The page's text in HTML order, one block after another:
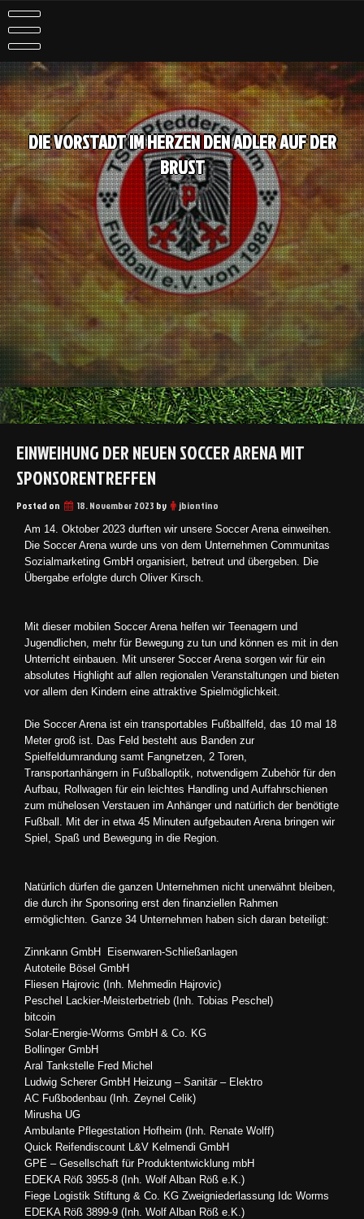
DIE VORSTADT IM HERZEN DEN ADLER AUF DER
BRUST
EINWEIHUNG DER NEUEN SOCCER ARENA MIT
SPONSORENTREFFEN
Posted on 18. November 2023 by jbiontino
Am 14. Oktober 2023 durften wir unsere Soccer Arena einweihen.
Die Soccer Arena wurde uns von dem Unternehmen Communitas
Sozialmarketing GmbH organisiert, betreut und übergeben. Die
Übergabe erfolgte durch Oliver Kirsch.
Mit dieser mobilen Soccer Arena helfen wir Teenagern und
Jugendlichen, mehr für Bewegung zu tun und können es mit in den
Unterricht einbauen. Mit unserer Soccer Arena sorgen wir für ein
absolutes Highlight auf allen regionalen Veranstaltungen und bieten
vor allem den Kindern eine attraktive Spielmöglichkeit.
Die Soccer Arena ist ein transportables Fußballfeld, das 10 mal 18
Meter groß ist. Das Feld besteht aus Banden zur
Spielfeldumrandung samt Fangnetzen, 2 Toren,
Transportanhängern in Fußballoptik, notwendigem Zubehör für den
Aufbau, Rollwagen für ein leichtes Handling und Auffahrschienen
zum mühelosen Verstauen im Anhänger und natürlich der benötigte
Fußball. Mit der in etwa 45 Minuten aufgebauten Arena bringen wir
Spiel, Spaß und Bewegung in die Region.
Natürlich dürfen die ganzen Unternehmen nicht unerwähnt bleiben,
die durch ihr Sponsoring erst den finanziellen Rahmen
ermöglichten. Ganze 34 Unternehmen haben sich daran beteiligt:
Zinnkann GmbH Eisenwaren-Schließanlagen
Autoteile Bösel GmbH
Fliesen Hajrovic (Inh. Mehmedin Hajrovic)
Peschel Lackier-Meisterbetrieb (Inh. Tobias Peschel)
bitcoin
Solar-Energie-Worms GmbH & Co. KG
Bollinger GmbH
Aral Tankstelle Fred Michel
Ludwig Scherer GmbH Heizung – Sanitär – Elektro
AC Fußbodenbau (Inh. Zeynel Celik)
Mirusha UG
Ambulante Pflegestation Hofheim (Inh. Renate Wolff)
Quick Reifendiscount L&V Kelmendi GmbH
GPE – Gesellschaft für Produktentwicklung mbH
EDEKA Röß 3955-8 (Inh. Wolf Alban Röß e.K.)
Fiege Logistik Stiftung & Co. KG Zweigniederlassung Idc Worms
EDEKA Röß 3899-9 (Inh. Wolf Alban Röß e.K.)